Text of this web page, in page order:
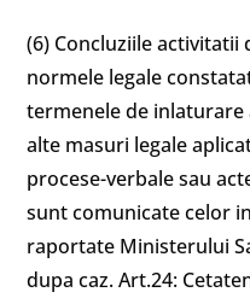
(6) Concluziile activitatii
normele legale
termenele de
alte masuri legale
procese-verbale sau
sunt comunicate celor
raportate Ministerului
dupa caz. Art.24: